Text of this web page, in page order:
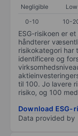
Negligible Low
0-10
10-
ESG-risikoen er
håndterer
risikokategori har
identificere og
til 100. Jo lavere
risiko, og 100
Download ESG-
Data provided by